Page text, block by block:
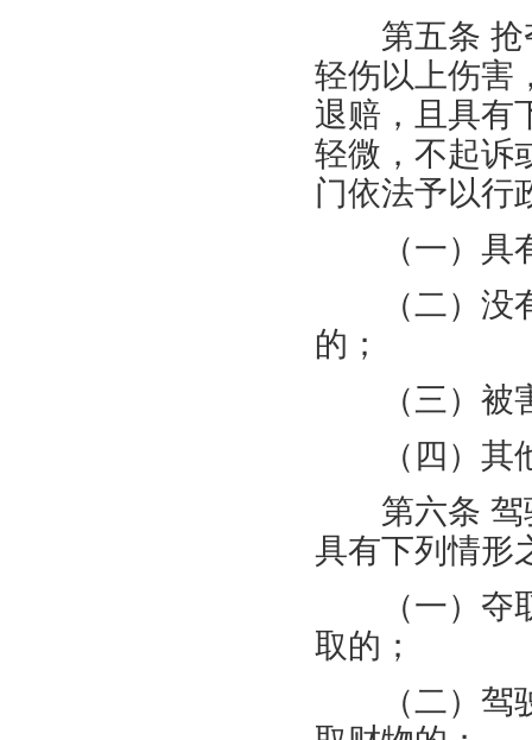
第五条 抢
轻伤以上伤害
退赔，且具有
轻微，不起诉
门依法予以行
（一）具有
（二）没有
的；
（三）被
（四）其他
第六条 驾
具有下列情形
（一）夺取
取的；
（二）驾驶